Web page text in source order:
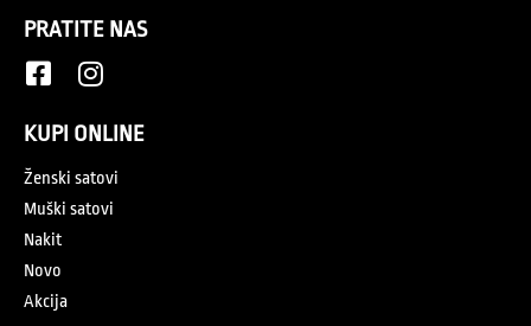
PRATITE NAS
KUPI ONLINE
Ženski satovi
Muški satovi
Nakit
Novo
Akcija